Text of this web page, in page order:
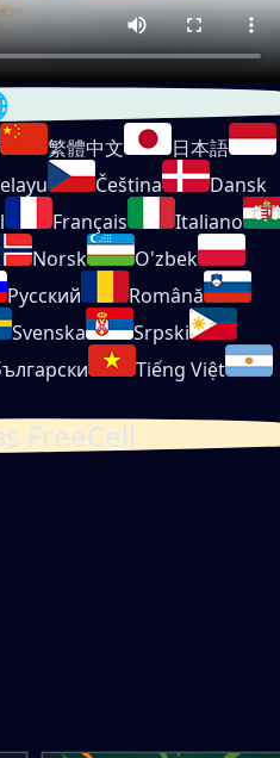
繁體中文
日本語
Čeština
Dansk
Français
Italiano
Norsk
O'zbek
Русский
Română
Svenska
Srpski
Tiếng Việt
FreeCell